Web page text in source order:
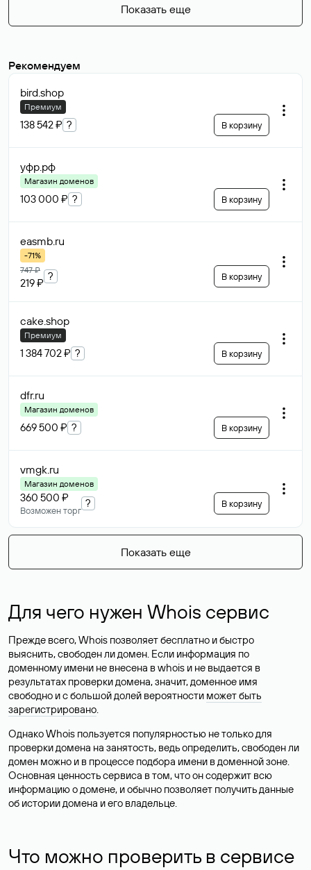
Показать еще
Рекомендуем
bird.shop
Премиум
138 542 ₽ ? В корзину
уфр.рф
Магазин доменов
103 000 ₽ ? В корзину
easmb.ru
-71%
747 ₽
219 ₽
? В корзину
cake.shop
Премиум
1 384 702 ₽ ? В корзину
dfr.ru
Магазин доменов
669 500 ₽ ? В корзину
vmgk.ru
Магазин доменов
360 500 ₽
Возможен торг
? В корзину
Показать еще
Для чего нужен Whois сервис
Прежде всего, Whois позволяет бесплатно и быстро
выяснить, свободен ли домен. Если информация по
доменному имени не внесена в whois и не выдается в
результатах проверки домена, значит, доменное имя
свободно и с большой долей вероятности может быть
зарегистрировано.
Однако Whois пользуется популярностью не только для
проверки домена на занятость, ведь определить, свободен ли
домен можно и в процессе подбора имени в доменной зоне.
Основная ценность сервиса в том, что он содержит всю
информацию о домене, и обычно позволяет получить данные
об истории домена и его владельце.
Что можно проверить в сервисе